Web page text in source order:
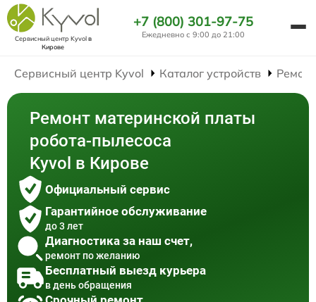
Сервисный центр Kyvolв
Кирове
+7 (800) 301-97-75
Ежедневно с 9:00 до 21:00
Сервисный центр Kyvol Каталог устройств
Ремонт материнской платы
робота-пылесоса
Kyvol в Кирове
Официальный сервис
Гарантийное обслуживание
до 3 лет
Диагностика за наш счет,
ремонт по желанию
Бесплатный выезд курьера
в день обращения